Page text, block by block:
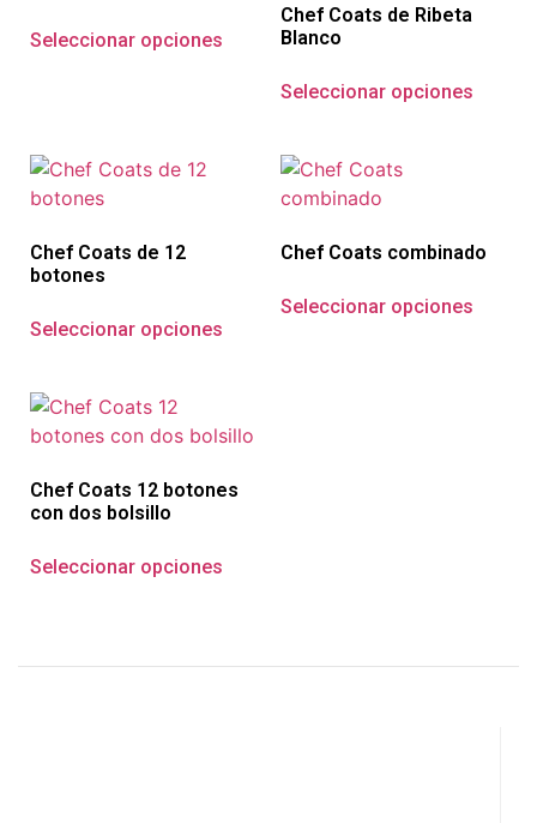
Seleccionar opciones
Chef Coats de Ribeta
Blanco
Seleccionar opciones
Chef Coats de 12
botones
Seleccionar opciones
Chef Coats combinado
Seleccionar opciones
Chef Coats 12 botones
con dos bolsillo
Seleccionar opciones